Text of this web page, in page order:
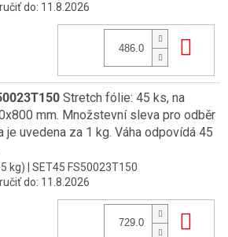
do: 11.8.2026
Stretch fólie: 45 ks, na
mm. Množstevní sleva pro odběr
je uvedena za 1 kg. Váha odpovídá 45
kg) | SET45 FS50023T150
do: 11.8.2026